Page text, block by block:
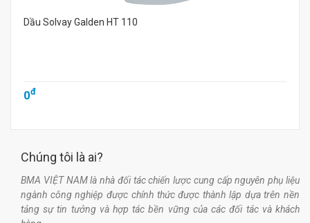
Dầu Solvay Galden HT 110
0đ
Chúng tôi là ai?
BMA VIỆT NAM là nhà đối tác chiến lược cung cấp nguyên phụ liệu
ngành công nghiệp được chính thức được thành lập dựa trên nền
tảng sự tin tưởng và hợp tác bền vững của các đối tác và khách